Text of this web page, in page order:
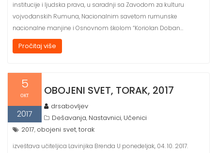
institucije i ljudska prava, u saradnji sa Zavodom za kulturu
vojvođanskih Rumuna, Nacionalnim savetom rumunske
nacionalne manjine i Osnovnom školom “Koriolan Doban…
Pročitaj više
5
окт
2017
OBOJENI SVET, TORAK, 2017
drsabovljev
Dešavanja, Nastavnici, Učenici
2017, obojeni svet,torak
izveštava učiteljica Lavinjika Brenda U ponedeljak, 04. 10. 2017.